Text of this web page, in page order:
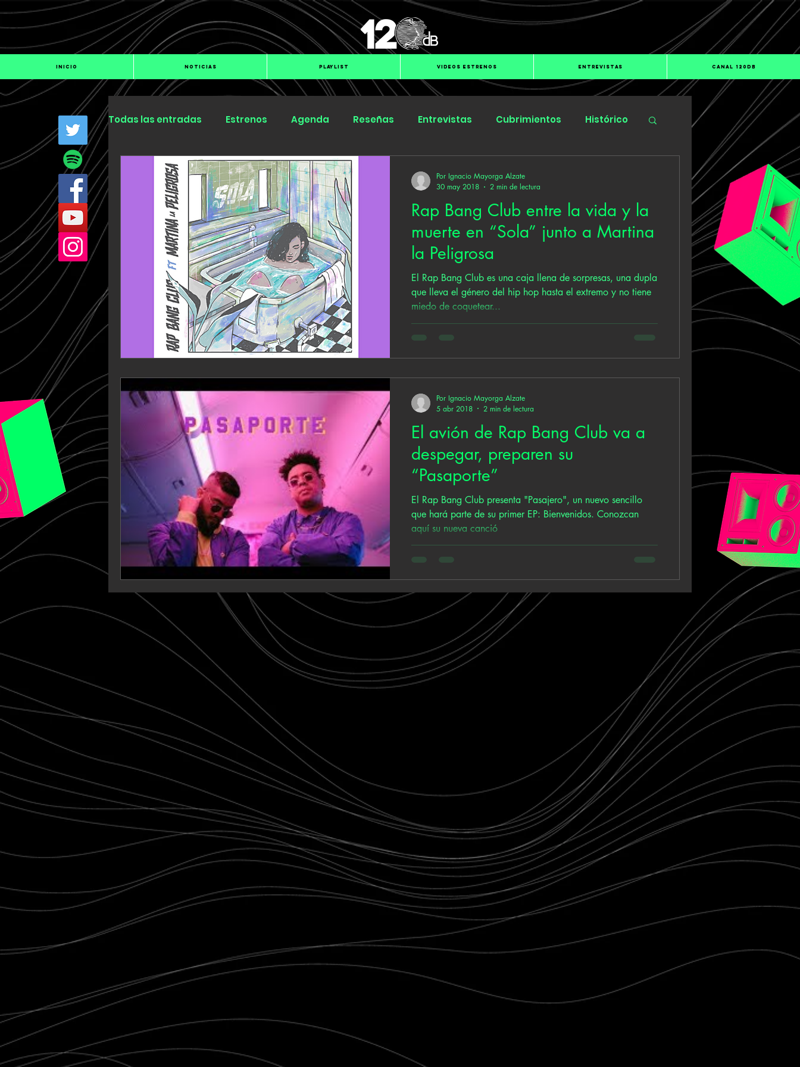
INICIO NOTICIAS PLAYLIST VIDEOS ESTRENOS ENTREVISTAS CANAL 120dB
Todas las entradas Estrenos Agenda Reseñas Entrevistas Cubrimientos Histórico
Industria Especiales Submit Hub
Rap Bang Club entre la vida y la
muerte en “Sola” junto a Martina
la Peligrosa
El Rap Bang Club es una caja llena de sorpresas, una dupla
que lleva el género del hip hop hasta el extremo y no tiene
miedo de coquetear...
Por Ignacio Mayorga Alzate
30 may 2018
2 min de lectura
El avión de Rap Bang Club va a
despegar, preparen su
“Pasaporte”
El Rap Bang Club presenta "Pasajero", un nuevo sencillo
que hará parte de su primer EP: Bienvenidos. Conozcan
aquí su nueva canció
Por Ignacio Mayorga Alzate
5 abr 2018
2 min de lectura